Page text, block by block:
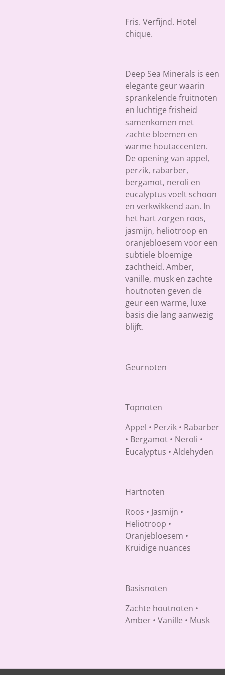
Fris. Verfijnd. Hotel
chique.
Deep Sea Minerals is een
elegante geur waarin
sprankelende fruitnoten
en luchtige frisheid
samenkomen met
zachte bloemen en
warme houtaccenten.
De opening van appel,
perzik, rabarber,
bergamot, neroli en
eucalyptus voelt schoon
en verkwikkend aan. In
het hart zorgen roos,
jasmijn, heliotroop en
oranjebloesem voor een
subtiele bloemige
zachtheid. Amber,
vanille, musk en zachte
houtnoten geven de
geur een warme, luxe
basis die lang aanwezig
blijft.
Geurnoten
Topnoten
Appel • Perzik • Rabarber
• Bergamot • Neroli •
Eucalyptus • Aldehyden
Hartnoten
Roos • Jasmijn •
Heliotroop •
Oranjebloesem •
Kruidige nuances
Basisnoten
Zachte houtnoten •
Amber • Vanille • Musk